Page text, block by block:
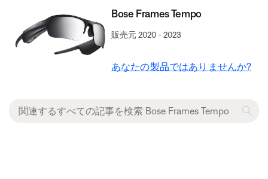
Bose Frames Tempo
販売元 2020 - 2023
あなたの製品ではありませんか?